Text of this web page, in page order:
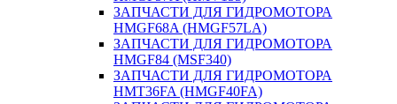
ЗАПЧАСТИ ДЛЯ ГИДРОМОТОРА
HMGF68A (HMGF57LA)
ЗАПЧАСТИ ДЛЯ ГИДРОМОТОРА
HMGF84 (MSF340)
ЗАПЧАСТИ ДЛЯ ГИДРОМОТОРА
HMT36FA (HMGF40FA)